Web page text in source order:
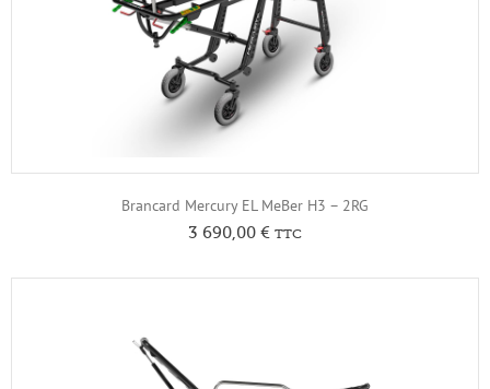
Brancard Mercury EL MeBer H3 – 2RG
3 690,00 € TTC